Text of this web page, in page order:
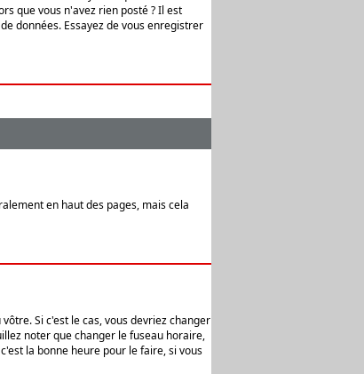
que vous n'avez rien posté ? Il est
données. Essayez de vous enregistrer
en haut des pages, mais cela
Si c'est le cas, vous devriez changer
noter que changer le fuseau horaire,
la bonne heure pour le faire, si vous